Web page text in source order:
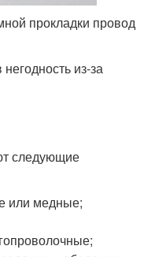
прокладки провод
из-за
следующие
или медные;